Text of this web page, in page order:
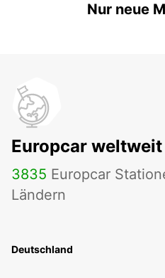
Nur neue
Europcar weltweit
3835 Europcar
Ländern
Deutschland